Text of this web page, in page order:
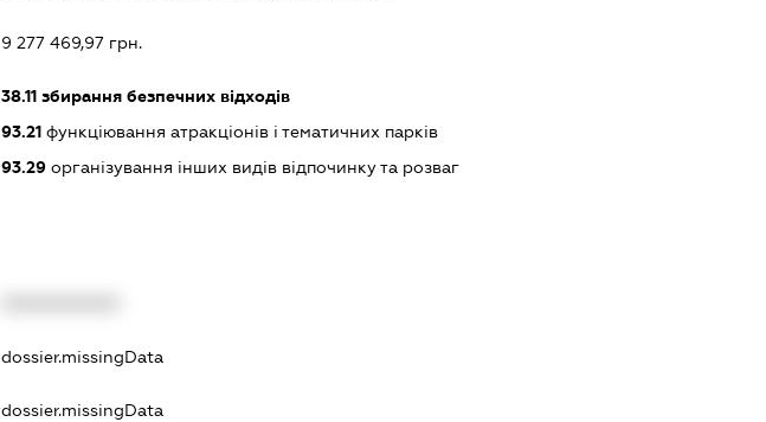
9 277 469,97 грн.
38.11збирання безпечних відходів
93.21функціювання атракціонів і тематичних парків
93.29організування інших видів відпочинку та розваг
dossier.missingData
dossier.missingData